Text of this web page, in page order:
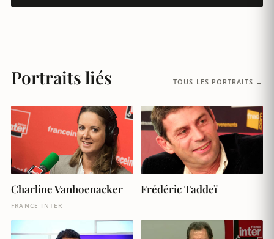
Portraits liés TOUS LES PORTRAITS →
Charline Vanhoenacker
FRANCE INTER
Frédéric Taddeï